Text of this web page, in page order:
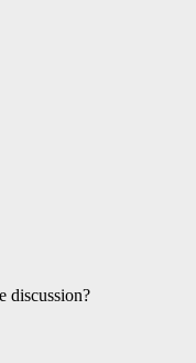
discussion?